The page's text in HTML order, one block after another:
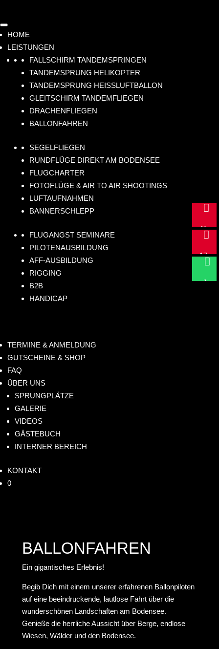
HOME
LEISTUNGEN
FALLSCHIRM TANDEMSPRINGEN
TANDEMSPRUNG HELIKOPTER
TANDEMSPRUNG HEISSLUFTBALLON
GLEITSCHIRM TANDEMFLIEGEN
DRACHENFLIEGEN
BALLONFAHREN
SEGELFLIEGEN
RUNDFLÜGE DIREKT AM BODENSEE
FLUGCHARTER
FOTOFLÜGE & AIR TO AIR SHOOTINGS
LUFTAUFNAHMEN
BANNERSCHLEPP
FLUGANGST SEMINARE
PILOTENAUSBILDUNG
AFF-AUSBILDUNG
RIGGING
B2B
HANDICAP
TERMINE & ANMELDUNG
GUTSCHEINE & SHOP
FAQ
ÜBER UNS
SPRUNGPLÄTZE
GALERIE
VIDEOS
GÄSTEBUCH
INTERNER BEREICH
KONTAKT
0
BALLONFAHREN
Ein gigantisches Erlebnis!
Begib Dich mit einem unserer erfahrenen Ballonpiloten
auf eine beeindruckende, lautlose Fahrt über die
wunderschönen Landschaften am Bodensee.
Genieße die herrliche Aussicht über Berge, endlose
Wiesen, Wälder und den Bodensee.

m
@
hu
m
anf
lig

+4
17
73

Sc
eib